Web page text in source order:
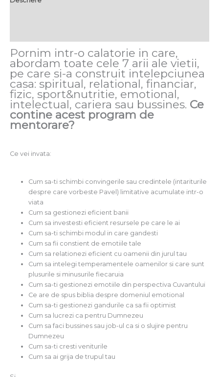
Pornim intr-o calatorie in care,
abordam toate cele 7 arii ale vietii,
pe care si-a construit intelepciunea
casa: spiritual, relational, financiar,
fizic, sport&nutritie, emotional,
intelectual, cariera sau bussines. Ce
contine acest program de
mentorare?
Ce vei invata:
Cum sa-ti schimbi convingerile sau credintele (intariturile
despre care vorbeste Pavel) limitative acumulate intr-o
viata
Cum sa gestionezi eficient banii
Cum sa investesti eficient resursele pe care le ai
Cum sa-ti schimbi modul in care gandesti
Cum sa fii constient de emotiile tale
Cum sa relationezi eficient cu oamenii din jurul tau
Cum sa intelegi temperamentele oamenilor si care sunt
plusurile si minusurile fiecaruia
Cum sa-ti gestionezi emotiile din perspectiva Cuvantului
Ce are de spus biblia despre domeniul emotional
Cum sa-ti gestionezi gandurile ca sa fii optimist
Cum sa lucrezi ca pentru Dumnezeu
Cum sa faci bussines sau job-ul ca si o slujire pentru
Dumnezeu
Cum sa-ti cresti veniturile
Cum sa ai grija de trupul tau